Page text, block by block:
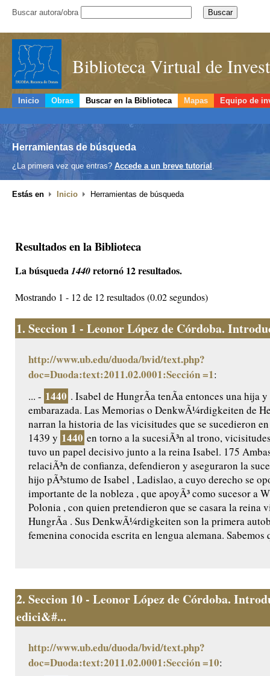
Buscar autora/obra
Biblioteca Virtual de
Inicio Obras Buscar en la Biblioteca Mapas Equipo de
Herramientas de búsqueda
¿La primera vez que entras? Accede a un breve tutorial .
Estás en Inicio Herramientas de búsqueda
Resultados en la Biblioteca
La búsqueda1440retornó 12 resultados.
Mostrando 1 - 12 de 12 resultados (0.02 segundos)
1. Seccion 1 - Leonor López de Córdoba.
http://www.ub.edu/duoda/bvid/text.php?
doc=Duoda:text:2011.02.0001:Sección =1:
... - 1440 . Isabel de HungrÃ­a tenÃ­a entonces una hija y
embarazada. Las Memorias o DenkwÃ¼rdigkeiten de
narran la historia de las vicisitudes que se sucedieron
1439 y 1440 en torno a la sucesiÃ³n al trono,
tuvo un papel decisivo junto a la reina Isabel. 175
relaciÃ³n de confianza, defendieron y aseguraron la
hijo pÃ³stumo de Isabel , Ladislao, a cuyo derecho se
importante de la nobleza , que apoyÃ³ como sucesor a
Polonia , con quien pretendieron que se casara la reina
HungrÃ­a . Sus DenkwÃ¼rdigkeiten son la primera
femenina conocida escrita en lengua alemana. Sabemos
2. Seccion 10 - Leonor López de Córdoba.
edici&#...
http://www.ub.edu/duoda/bvid/text.php?
doc=Duoda:text:2011.02.0001:Sección =10: